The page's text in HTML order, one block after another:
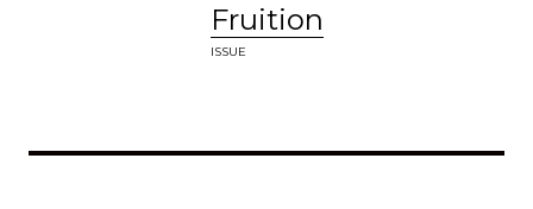
Fruition
ISSUE